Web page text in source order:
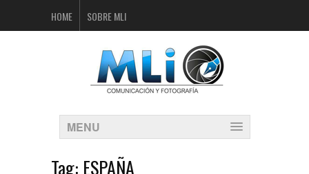
HOME SOBRE MLI
MENU
Tag: ESPAÑA